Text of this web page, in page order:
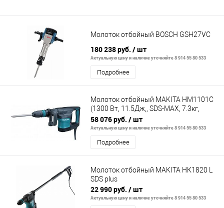
Молоток отбойный BOSCH GSH27VC
180 238 руб. / шт
Актуальную цену и наличие уточняйте 8 914 55 80 533
Подробнее
Молоток отбойный MAKITA HM1101C
(1300 Вт, 11.5Дж,, SDS-MAX, 7.3кг,
кейс)
58 076 руб. / шт
Актуальную цену и наличие уточняйте 8 914 55 80 533
Подробнее
Молоток отбойный MAKITA HК1820 L
SDS plus
22 990 руб. / шт
Актуальную цену и наличие уточняйте 8 914 55 80 533